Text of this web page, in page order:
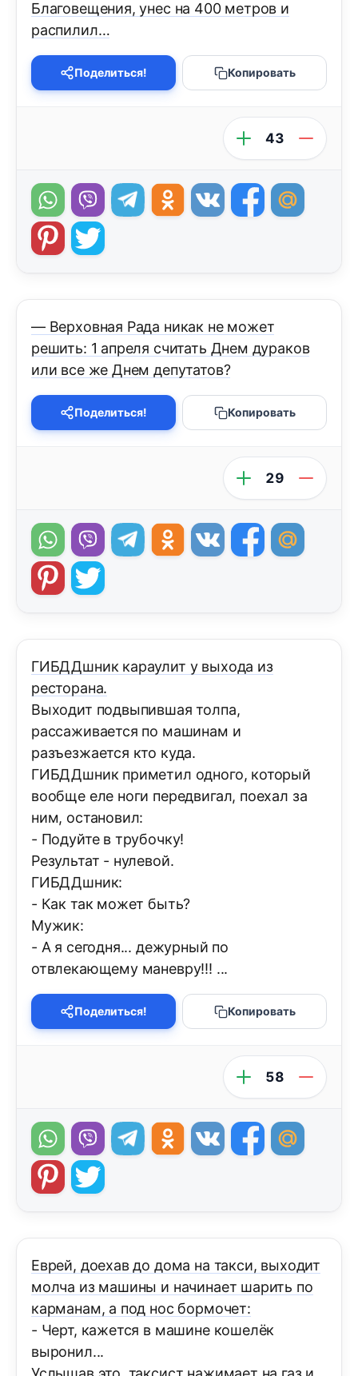
Благовещения, унес на 400 метров и
распилил…
Поделиться! Копировать
43
— Верховная Рада никак не может
решить: 1 апреля считать Днем дураков
или все же Днем депутатов?
Поделиться! Копировать
29
ГИБДДшник караулит у выхода из
ресторана.
Выходит подвыпившая толпа,
рассаживается по машинам и
разъезжается кто куда.
ГИБДДшник приметил одного, который
вообще еле ноги передвигал, поехал за
ним, остановил:
- Подуйте в трубочку!
Результат - нулевой.
ГИБДДшник:
- Как так может быть?
Мужик:
- А я сегодня... дежурный по
отвлекающему маневру!!! ...
Поделиться! Копировать
58
Еврей, доехав до дома на такси, выходит
молча из машины и начинает шарить по
карманам, а под нос бормочет:
- Черт, кажется в машине кошелёк
выронил...